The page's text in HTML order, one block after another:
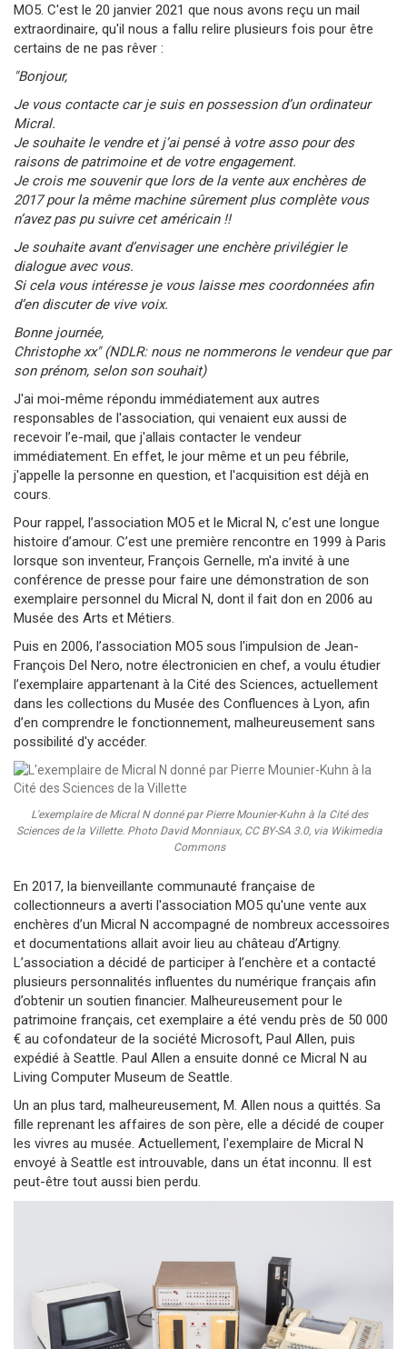
MO5. C'est le 20 janvier 2021 que nous avons reçu un mail
extraordinaire, qu'il nous a fallu relire plusieurs fois pour être
certains de ne pas rêver :
"Bonjour,
Je vous contacte car je suis en possession d’un ordinateur
Micral.
Je souhaite le vendre et j’ai pensé à votre asso pour des
raisons de patrimoine et de votre engagement.
Je crois me souvenir que lors de la vente aux enchères de
2017 pour la même machine sûrement plus complète vous
n’avez pas pu suivre cet américain !!
Je souhaite avant d’envisager une enchère privilégier le
dialogue avec vous.
Si cela vous intéresse je vous laisse mes coordonnées afin
d’en discuter de vive voix.
Bonne journée,
Christophe xx" (NDLR: nous ne nommerons le vendeur que par
son prénom, selon son souhait)
J'ai moi-même répondu immédiatement aux autres
responsables de l'association, qui venaient eux aussi de
recevoir l’e-mail, que j'allais contacter le vendeur
immédiatement. En effet, le jour même et un peu fébrile,
j'appelle la personne en question, et l'acquisition est déjà en
cours.
Pour rappel, l’association MO5 et le Micral N, c’est une longue
histoire d’amour. C’est une première rencontre en 1999 à Paris
lorsque son inventeur, François Gernelle, m'a invité à une
conférence de presse pour faire une démonstration de son
exemplaire personnel du Micral N, dont il fait don en 2006 au
Musée des Arts et Métiers.
Puis en 2006, l’association MO5 sous l'impulsion de Jean-
François Del Nero, notre électronicien en chef, a voulu étudier
l’exemplaire appartenant à la Cité des Sciences, actuellement
dans les collections du Musée des Confluences à Lyon, afin
d’en comprendre le fonctionnement, malheureusement sans
possibilité d'y accéder.
L'exemplaire de Micral N donné par Pierre Mounier-Kuhn à la Cité des
Sciences de la Villette. Photo David Monniaux, CC BY-SA 3.0, via Wikimedia
Commons
En 2017, la bienveillante communauté française de
collectionneurs a averti l'association MO5 qu'une vente aux
enchères d’un Micral N accompagné de nombreux accessoires
et documentations allait avoir lieu au château d’Artigny.
L’association a décidé de participer à l’enchère et a contacté
plusieurs personnalités influentes du numérique français afin
d’obtenir un soutien financier. Malheureusement pour le
patrimoine français, cet exemplaire a été vendu près de 50 000
€ au cofondateur de la société Microsoft, Paul Allen, puis
expédié à Seattle. Paul Allen a ensuite donné ce Micral N au
Living Computer Museum de Seattle.
Un an plus tard, malheureusement, M. Allen nous a quittés. Sa
fille reprenant les affaires de son père, elle a décidé de couper
les vivres au musée. Actuellement, l'exemplaire de Micral N
envoyé à Seattle est introuvable, dans un état inconnu. Il est
peut-être tout aussi bien perdu.